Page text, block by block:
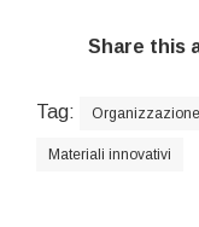
Share this
Tag:
Materiali innovativi